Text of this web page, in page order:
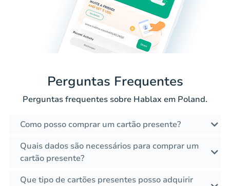
Perguntas Frequentes
Perguntas frequentes sobre Hablax em Poland.
Como posso comprar um cartão presente?
Quais dados são necessários para comprar um
cartão presente?
Que tipo de cartões presentes posso adquirir